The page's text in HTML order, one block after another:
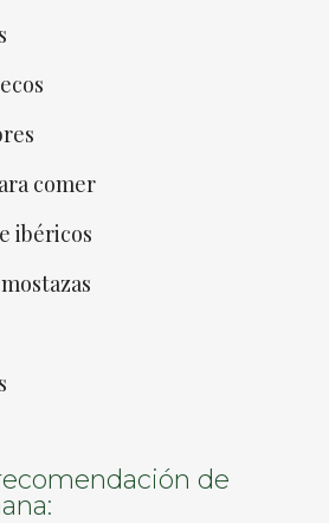
comer
ibéricos
de